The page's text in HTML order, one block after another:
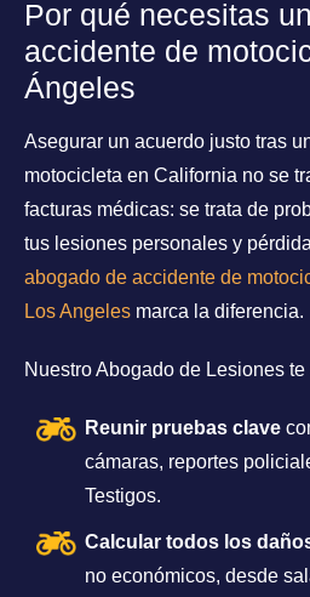
Por qué necesitas
accidente de
Ángeles
Asegurar un acuerdo justo tras
motocicleta en California no se
facturas médicas: se trata de
tus lesiones personales y
abogado de accidente de
Los Angeles marca la diferencia.
Nuestro Abogado de Lesiones te
Reunir pruebas clave
cámaras, reportes
Testigos.
Calcular todos los
no económicos, desde